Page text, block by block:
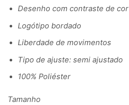
Desenho com contraste de cor
Logótipo bordado
Liberdade de movimentos
Tipo de ajuste: semi ajustado
100% Poliéster
Tamanho